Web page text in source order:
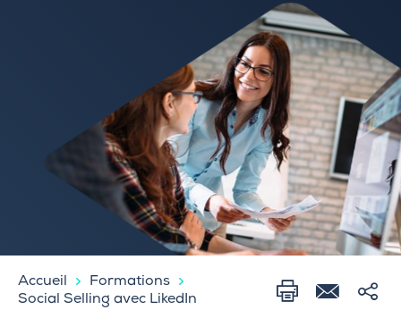
Accueil
Formations
Social Selling avec LikedIn